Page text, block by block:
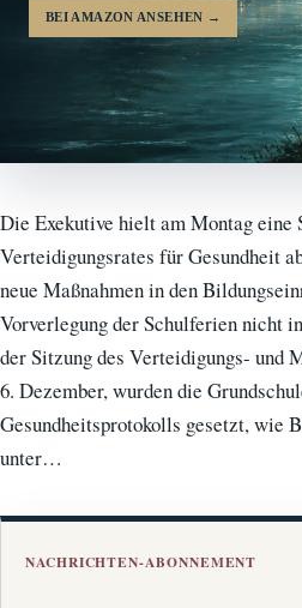
BEI AMAZON ANSEHEN →
Die Exekutive hielt am Montag eine
Verteidigungsrates für Gesundheit
neue Maßnahmen in den
Vorverlegung der Schulferien nicht
der Sitzung des Verteidigungs- und
6. Dezember, wurden die
Gesundheitsprotokolls gesetzt, wie
unter…
NACHRICHTEN-ABONNEMENT